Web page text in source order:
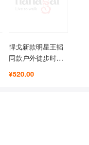
悍戈新款明星王韬
同款户外徒步时尚
¥520.00